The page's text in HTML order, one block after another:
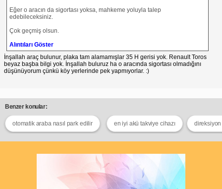
Eğer o aracın da sigortası yoksa, mahkeme yoluyla talep
edebileceksiniz.
Çok geçmiş olsun.
Alıntıları Göster
İnşallah araç bulunur, plaka tam alamamışlar 35 H gerisi yok. Renault Toros
beyaz başba bilgi yok. İnşallah buluruz ha o aracında sigortası olmadığını
düşünüyorum çünkü köy yerlerinde pek yapmıyorlar. :)
Benzer konular:
otomatik araba nasıl park edilir en iyi akü takviye cihazı